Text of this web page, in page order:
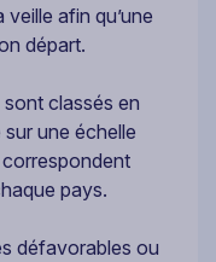
afin qu’une
départ.
classés en
une échelle
pays.
défavorables ou